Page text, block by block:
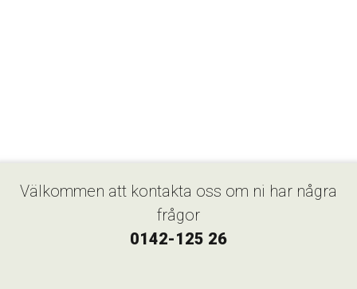
Välkommen att kontakta oss om ni har några
frågor
0142-125 26